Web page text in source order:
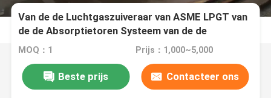
Van de de Luchtgaszuiveraar van ASME LPGT van
de de Absorptietoren Systeem van de de
Dampgaszuiveraar het Zure
MOQ：1 Prijs：1,000~5,000
Beste prijs Contacteer ons